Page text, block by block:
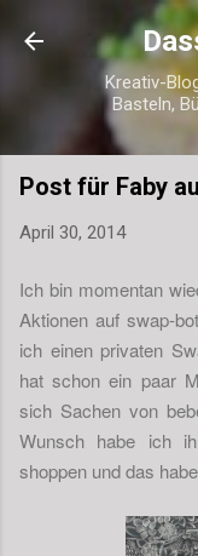
Kreativ-
Basteln,
Post für Faby
April 30, 2014
Ich bin momentan
Aktionen auf swap-
ich einen privaten
hat schon ein paar
sich Sachen von
Wunsch habe ich
shoppen und das